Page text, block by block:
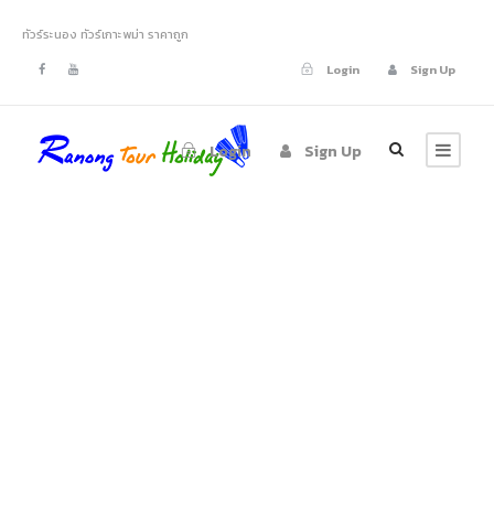
ทัวร์ระนอง ทัวร์เกาะพม่า ราคาถูก
Login
Sign Up
Login Sign Up